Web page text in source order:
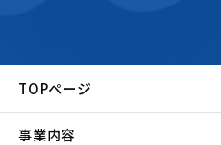
TOPページ
事業内容